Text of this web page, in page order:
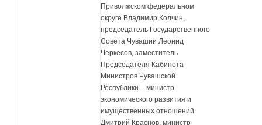
Приволжском федеральном
округе Владимир Колчин,
председатель Государственного
Совета Чувашии Леонид
Черкесов, заместитель
Председателя Кабинета
Министров Чувашской
Республики – министр
экономического развития и
имущественных отношений
Дмитрий Краснов, министр